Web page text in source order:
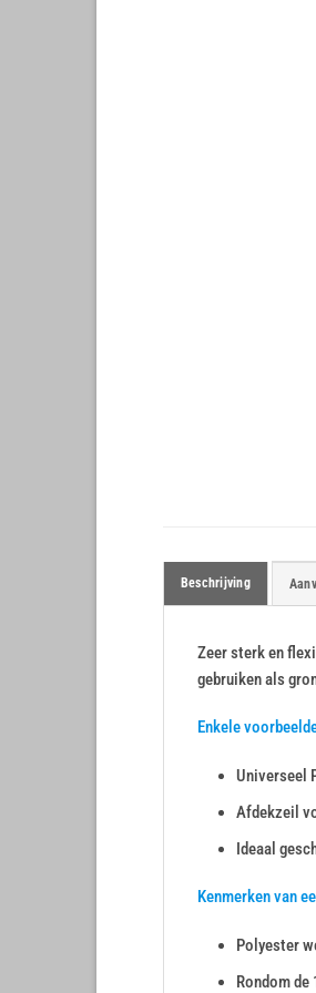
Beschrijving
Zeer sterk en
gebruiken als
Enkele
Universeel
Afdekzeil
Ideaal
Kenmerken van
Polyester
Rondom